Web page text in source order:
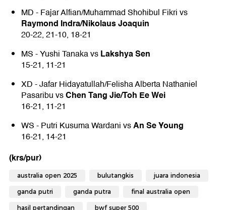
MD - Fajar Alfian/Muhammad Shohibul Fikri vs
Raymond Indra/Nikolaus Joaquin
20-22, 21-10, 18-21
MS - Yushi Tanaka vsLakshya Sen
15-21, 11-21
XD - Jafar Hidayatullah/Felisha Alberta Nathaniel
Pasaribu vsChen Tang Jie/Toh Ee Wei
16-21, 11-21
WS - Putri Kusuma Wardani vsAn Se Young
16-21, 14-21
(krs/pur)
australia open 2025 bulutangkis juara indonesia
ganda putri ganda putra final australia open
hasil pertandingan bwf super 500